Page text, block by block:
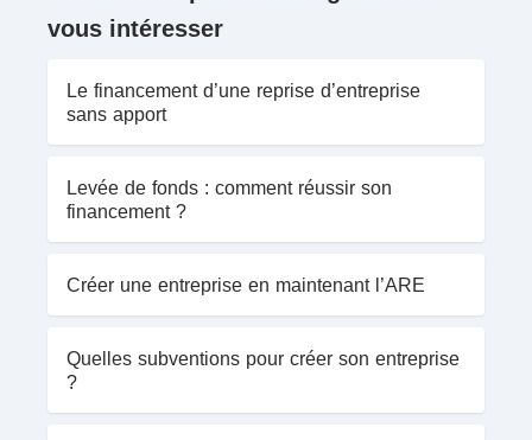
vous intéresser
Le financement d’une reprise d’entreprise
sans apport
Levée de fonds : comment réussir son
financement ?
Créer une entreprise en maintenant l’ARE
Quelles subventions pour créer son entreprise
?